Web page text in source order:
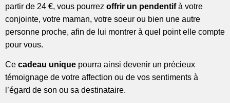
partir de 24 €, vous pourrez offrir un pendentifà votre
conjointe, votre maman, votre soeur ou bien une autre
personne proche, afin de lui montrer à quel point elle compte
pour vous.
Ce cadeau unique pourra ainsi devenir un précieux
témoignage de votre affection ou de vos sentiments à
l’égard de son ou sa destinataire.